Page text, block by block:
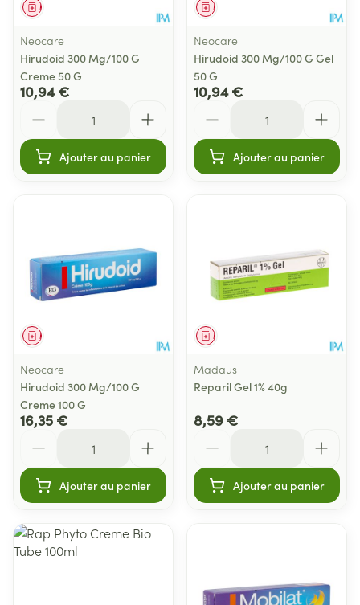
Médicament
Neocare
Hirudoid 300 Mg/100 G
Creme 50 G
10,94 €
Ajouter au panier
Médicament
Neocare
Hirudoid 300 Mg/100 G Gel
50 G
10,94 €
Ajouter au panier
Médicament
Neocare
Hirudoid 300 Mg/100 G
Creme 100 G
16,35 €
Ajouter au panier
Médicament
Madaus
Reparil Gel 1% 40g
8,59 €
Ajouter au panier